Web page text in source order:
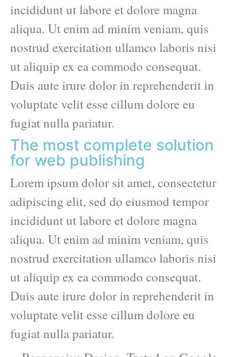
incididunt ut labore et dolore magna
aliqua. Ut enim ad minim veniam, quis
nostrud exercitation ullamco laboris nisi
ut aliquip ex ea commodo consequat.
Duis aute irure dolor in reprehenderit in
voluptate velit esse cillum dolore eu
fugiat nulla pariatur.
The most complete solution
for web publishing
Lorem ipsum dolor sit amet, consectetur
adipiscing elit, sed do eiusmod tempor
incididunt ut labore et dolore magna
aliqua. Ut enim ad minim veniam, quis
nostrud exercitation ullamco laboris nisi
ut aliquip ex ea commodo consequat.
Duis aute irure dolor in reprehenderit in
voluptate velit esse cillum dolore eu
fugiat nulla pariatur.